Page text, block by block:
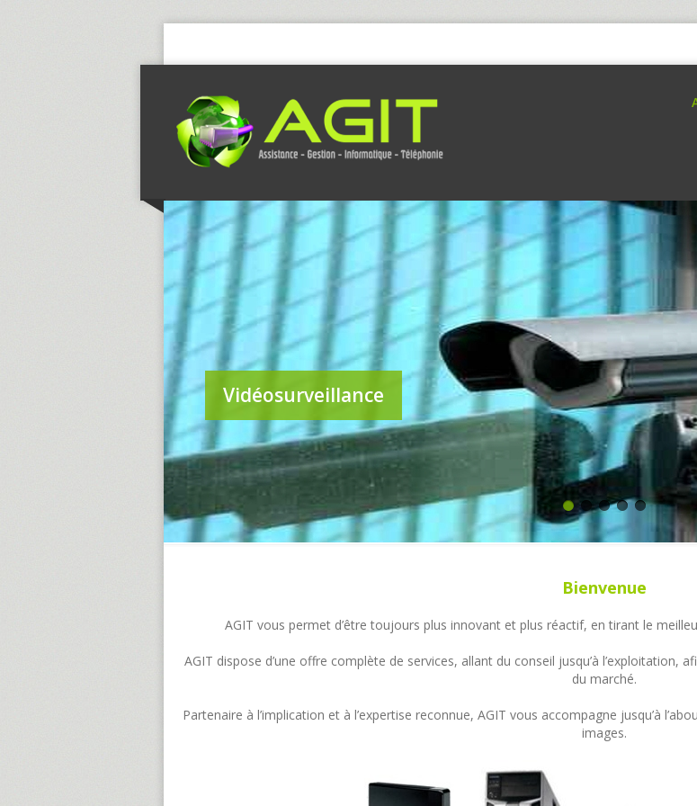
Vidéosurveillance
Bienvenue
AGIT vous permet d’être toujours plus innovant et plus réactif, en tirant le
AGIT dispose d’une offre complète de services, allant du conseil jusqu’à l’exploitation,
du marché.
Partenaire à l’implication et à l’expertise reconnue, AGIT vous accompagne jusqu’à
images.